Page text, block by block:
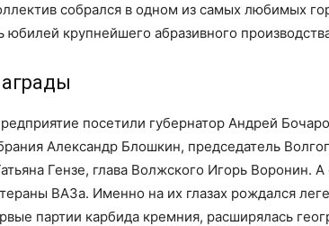
собрался в одном из самых любимых
юбилей крупнейшего абразивного
посетили губернатор Андрей
Александр Блошкин, председатель
Гензе, глава Волжского Игорь Воронин.
ВАЗа. Именно на их глазах рождался
партии карбида кремния, расширялась